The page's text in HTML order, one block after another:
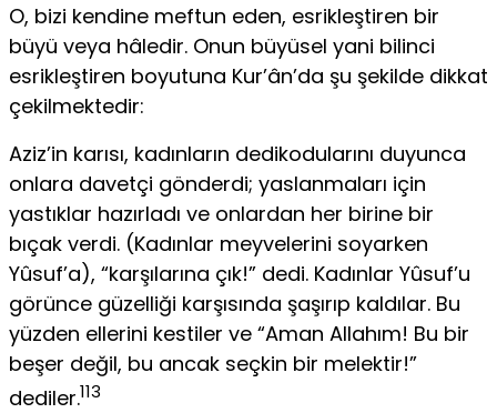
O, bizi kendine meftun eden, esrikleştiren bir
büyü veya hâledir. Onun büyüsel yani bilinci
esrikleştiren boyutuna Kur’ân’da şu şekilde dikkat
çekilmektedir:
Aziz’in karısı, kadınların dedikodularını duyunca
onlara davetçi gön­derdi; yaslanmaları için
yastıklar hazırladı ve onlardan her birine bir
bıçak verdi. (Kadınlar meyvelerini soyarken
Yûsuf’a), “karşılarına çık!” dedi. Kadınlar Yûsuf’u
görünce güzelliği karşısında şaşırıp kaldılar. Bu
yüzden ellerini kestiler ve “Aman Allahım! Bu bir
beşer değil, bu ancak seçkin bir melektir!”
dediler.113